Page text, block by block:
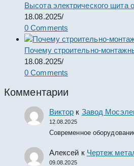
Высота электрического щита
18.08.2025/
0 Comments
Почему строительно-
18.08.2025/
0 Comments
Комментарии
Виктор к Завод
12.08.2025
Современное
Алексей к Чертеж
09.08.2025